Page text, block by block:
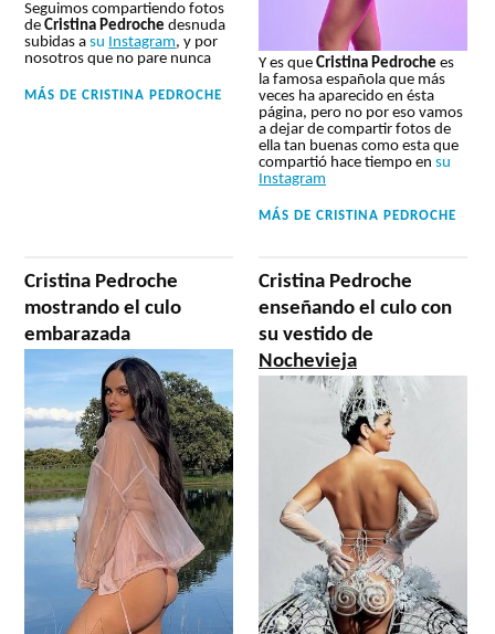
Seguimos compartiendo fotos
deCristina Pedroche desnuda
subidas asu Instagram, y por
nosotros que no pare nunca
MÁS DECRISTINA PEDROCHE
Y es queCristina Pedroche es
la famosa española que más
veces ha aparecido en ésta
página, pero no por eso vamos
a dejar de compartir fotos de
ella tan buenas como esta que
compartió hace tiempo ensu
Instagram
MÁS DECRISTINA PEDROCHE
Cristina Pedroche
mostrando el culo
embarazada
Cristina Pedroche
enseñando el culo con
su vestido de
Nochevieja